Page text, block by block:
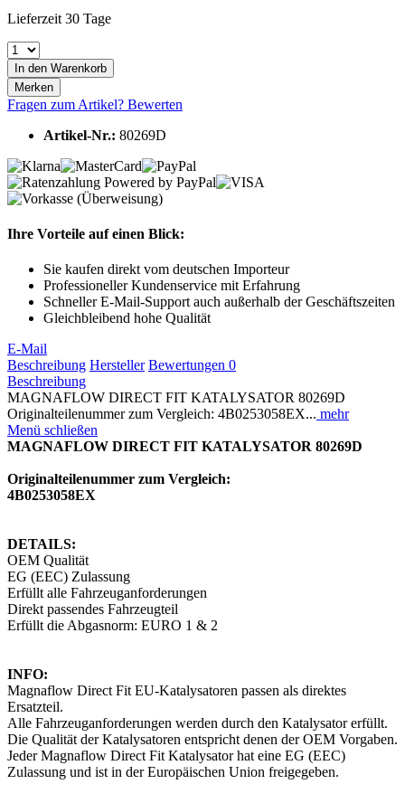
Lieferzeit 30 Tage
In den Warenkorb
Merken
Fragen zum Artikel? Bewerten
Artikel-Nr.: 80269D
Ihre Vorteile auf einen Blick:
Sie kaufen direkt vom deutschen Importeur
Professioneller Kundenservice mit Erfahrung
Schneller E-Mail-Support auch außerhalb der Geschäftszeiten
Gleichbleibend hohe Qualität
E-Mail
Beschreibung Hersteller Bewertungen 0
Beschreibung
MAGNAFLOW DIRECT FIT KATALYSATOR 80269D
Originalteilenummer zum Vergleich: 4B0253058EX... mehr
Menü schließen
MAGNAFLOW DIRECT FIT KATALYSATOR 80269D
Originalteilenummer zum Vergleich:
4B0253058EX
DETAILS:
OEM Qualität
EG (EEC) Zulassung
Erfüllt alle Fahrzeuganforderungen
Direkt passendes Fahrzeugteil
Erfüllt die Abgasnorm: EURO 1 & 2
INFO:
Magnaflow Direct Fit EU-Katalysatoren passen als direktes
Ersatzteil.
Alle Fahrzeuganforderungen werden durch den Katalysator erfüllt.
Die Qualität der Katalysatoren entspricht denen der OEM Vorgaben.
Jeder Magnaflow Direct Fit Katalysator hat eine EG (EEC)
Zulassung und ist in der Europäischen Union freigegeben.